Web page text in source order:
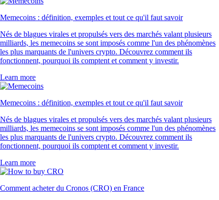
Memecoins : définition, exemples et tout ce qu'il faut savoir
Nés de blagues virales et propulsés vers des marchés valant plusieurs
milliards, les memecoins se sont imposés comme l'un des phénomènes
les plus marquants de l'univers crypto. Découvrez comment ils
fonctionnent, pourquoi ils comptent et comment y investir.
Learn more
Memecoins : définition, exemples et tout ce qu'il faut savoir
Nés de blagues virales et propulsés vers des marchés valant plusieurs
milliards, les memecoins se sont imposés comme l'un des phénomènes
les plus marquants de l'univers crypto. Découvrez comment ils
fonctionnent, pourquoi ils comptent et comment y investir.
Learn more
Comment acheter du Cronos (CRO) en France